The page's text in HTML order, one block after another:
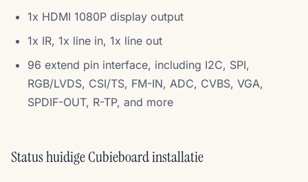
1x HDMI 1080P display output
1x IR, 1x line in, 1x line out
96 extend pin interface, including I2C, SPI,
RGB/LVDS, CSI/TS, FM-IN, ADC, CVBS, VGA,
SPDIF-OUT, R-TP, and more
Status huidige Cubieboard installatie